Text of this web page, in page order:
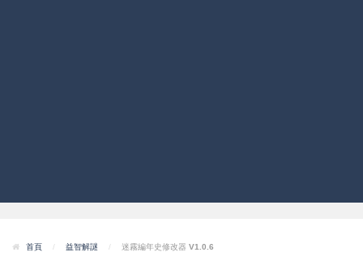
首頁 / 益智解謎 / 迷霧編年史修改器 V1.0.6